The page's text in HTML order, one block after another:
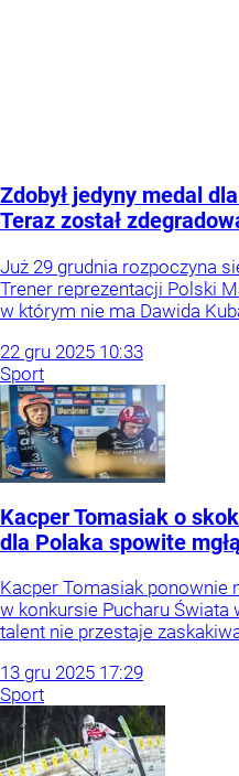
Zdobył jedyny medal
Teraz został
Już 29 grudnia rozpoczyna
Trener reprezentacji Polski
w którym nie ma Dawida
22 gru 2025 10:33
Sport
Kacper Tomasiak o
dla Polaka spowite mgłą
Kacper Tomasiak ponownie
w konkursie Pucharu Świata
talent nie przestaje
13 gru 2025 17:29
Sport